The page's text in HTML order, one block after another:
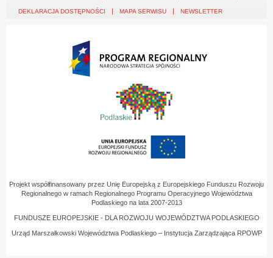
DEKLARACJA DOSTĘPNOŚCI MAPA SERWISU NEWSLETTER
Projekt współfinansowany przez Unię Europejską z Europejskiego Funduszu Rozwoju
Regionalnego w ramach Regionalnego Programu Operacyjnego Województwa
Podlaskiego na lata 2007-2013
FUNDUSZE EUROPEJSKIE - DLA ROZWOJU WOJEWÓDZTWA PODLASKIEGO
Urząd Marszałkowski Województwa Podlaskiego – Instytucja Zarządzająca RPOWP